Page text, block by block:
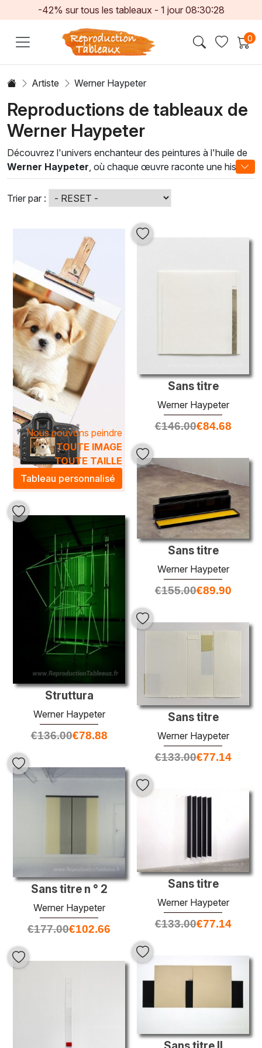
-42% sur tous les tableaux - 1 jour 08:30:27
0
Artiste Werner Haypeter
Reproductions de tableaux de
Werner Haypeter
Découvrez l'univers enchanteur des peintures à l'huile de
Werner Haypeter , où chaque œuvre raconte une histoire
à travers des coups de pinceau maîtrisés et des nuances
de couleurs fascinantes. Haypeter excelle dans la
technique traditionnelle de la peinture à l'huile, apportant
une profondeur et une dimension uniques à ses créations.
Son style, alliant réalisme et poésie, invite à une
contemplation introspective et illumine tout espace de vie.
Les tableaux deWerner Haypeter
transcender la simple décoration, créant une atmosphère
artistique qui rehausse votre intérieur. Que ce soit un
paysage serein, une nature morte vibrante ou une
composition abstraite évocatrice, chaque pièce est une
invitation à l'évasion et à l'émerveillement. Offrez à votre
espace une touche d'élégance et de créativité avec les
œuvres exceptionnelle de
idéal pour les amateurs d'art en quête d'authenticité et de
beauté intemporelle.
Trier par :
Nous pouvons peindre
TOUTE IMAGE
TOUTE TAILLE
Tableau personnalisé
Sans titre
Werner Haypeter
€146.00€84.68
Sans titre
Werner Haypeter
€155.00€89.90
Struttura
Werner Haypeter
€136.00€78.88
Sans titre
Werner Haypeter
€133.00€77.14
Sans titre n ° 2
Werner Haypeter
€177.00€102.66
Sans titre
Werner Haypeter
€133.00€77.14